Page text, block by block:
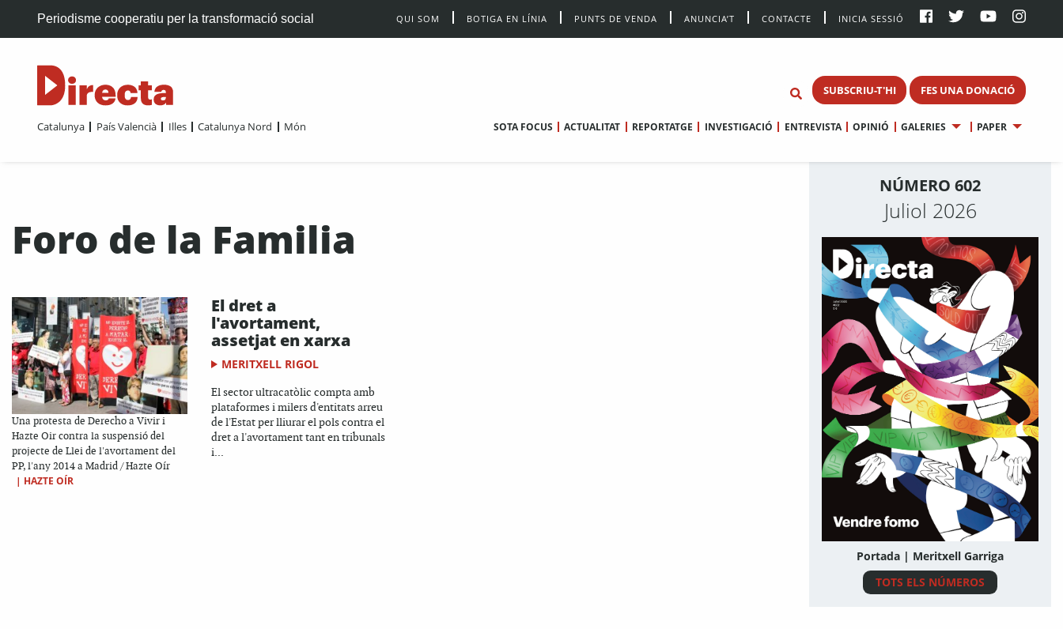
Periodisme cooperatiu per la transformació social QUI SOM BOTIGA EN LÍNIA PUNTS DE VENDA ANUNCIA’T CONTACTE INICIA SESSIÓ
SUBSCRIU-T'HI FES UNA DONACIÓ
Catalunya País Valencià Illes Catalunya Nord Món SOTA FOCUS ACTUALITAT REPORTATGE INVESTIGACIÓ ENTREVISTA OPINIÓ GALERIES PAPER
Foro de la Familia
Una protesta de Derecho a Vivir i
Hazte Oir contra la suspensió del
projecte de Llei de l'avortament del
PP, l'any 2014 a Madrid / Hazte Oír
| HAZTE OÍR
El dret a
l'avortament,
assetjat en xarxa
MERITXELL RIGOL
El sector ultracatòlic compta amb
plataformes i milers d'entitats arreu
de l'Estat per lliurar el pols contra el
dret a l'avortament tant en tribunals
i...
NÚMERO 602
Juliol 2026
Portada | Meritxell Garriga
TOTS ELS NÚMEROS